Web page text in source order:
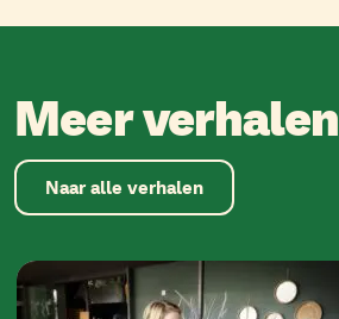
Meer verhalen
Naar alle verhalen